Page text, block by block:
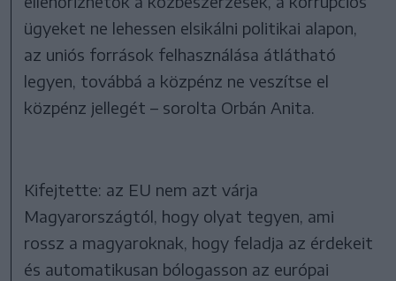
ügyeket ne lehessen elsikálni politikai alapon,
az uniós források felhasználása átlátható
legyen, továbbá a közpénz ne veszítse el
közpénz jellegét – sorolta Orbán Anita.
Kifejtette: az EU nem azt várja
Magyarországtól, hogy olyat tegyen, ami
rossz a magyaroknak, hogy feladja az érdekeit
és automatikusan bólogasson az európai